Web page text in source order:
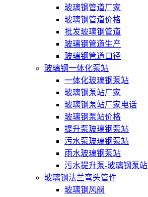
玻璃钢管道厂家
玻璃钢管道价格
批发玻璃钢管道
玻璃钢管道生产
玻璃钢管道口径
玻璃钢一体化泵站
一体化玻璃钢泵站
玻璃钢泵站厂家
玻璃钢泵站厂家电话
玻璃钢泵站价格
提升泵玻璃钢泵站
污水泵玻璃钢泵站
雨水玻璃钢泵站
污水提升泵-玻璃钢泵站
玻璃钢法兰弯头管件
玻璃钢风阀